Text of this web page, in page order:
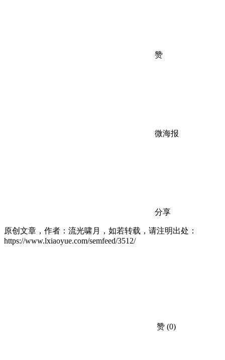
赞
微海报
分享
原创文章，作者：流光啸月，如若转载，请注明出处：
https://www.lxiaoyue.com/semfeed/3512/
赞 (0)